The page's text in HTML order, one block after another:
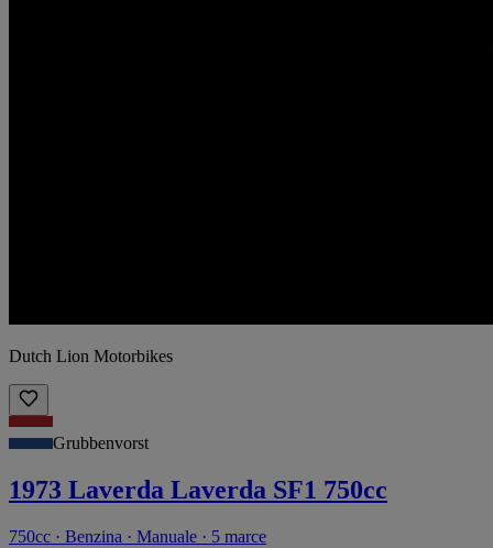
Dutch Lion Motorbikes
Grubbenvorst
1973 Laverda Laverda SF1 750cc
750cc · Benzina · Manuale · 5 marce